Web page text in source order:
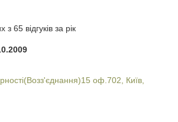
65 відгуків за рік
оф.702, Київ,